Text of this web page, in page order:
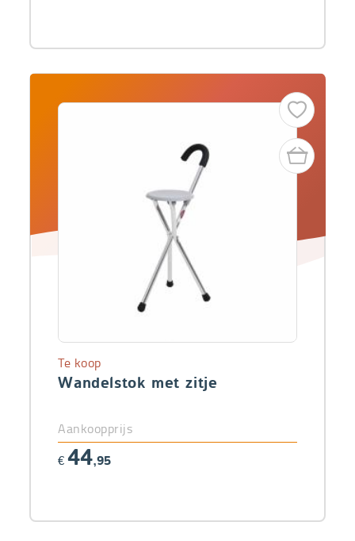
Wandelstok met zitje
Te koop
Aankoopprijs
€ 44,95